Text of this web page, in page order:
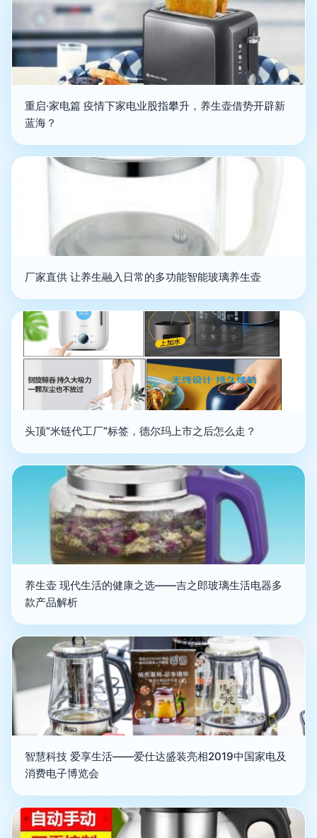
重启·家电篇 疫情下家电业股指攀升，养生壶借势开辟新
蓝海？
厂家直供 让养生融入日常的多功能智能玻璃养生壶
头顶“米链代工厂”标签，德尔玛上市之后怎么走？
养生壶 现代生活的健康之选——吉之郎玻璃生活电器多
款产品解析
智慧科技 爱享生活——爱仕达盛装亮相2019中国家电及
消费电子博览会